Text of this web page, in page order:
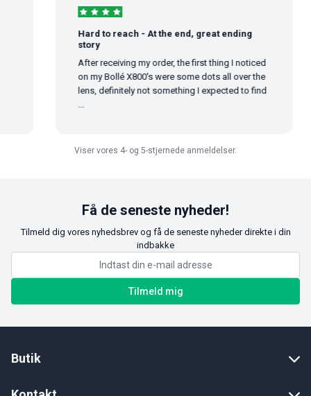
Hard to reach - At the end, great ending
story
After receiving my order, the first thing I noticed
on my Bollé X800's were some dots all over the
lens, definitely not something I expected to find
Viser vores 4- og 5-stjernede anmeldelser.
Få de seneste nyheder!
Tilmeld dig vores nyhedsbrev og få de seneste nyheder direkte i din
indbakke
Tilmeld mig
Butik